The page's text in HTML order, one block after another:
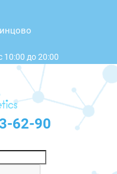
10:00 до 20:00
62-90